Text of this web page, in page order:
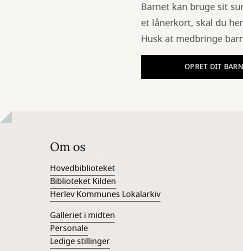
Barnet kan bruge sit
et lånerkort, skal du
Husk at medbringe
OPRET DIT
Om os
Hovedbiblioteket
Biblioteket Kilden
Herlev Kommunes Lokalarkiv
Galleriet i midten
Personale
Ledige stillinger